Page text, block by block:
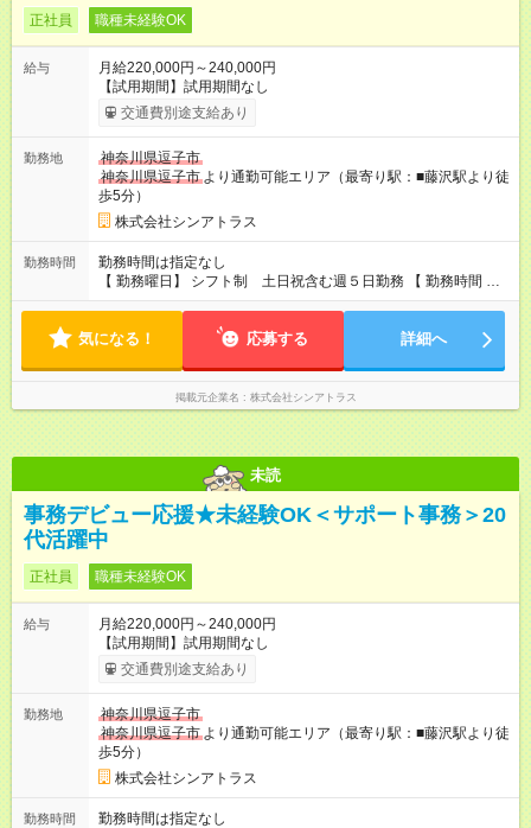
正社員 職種未経験OK
給与
月給220,000円～240,000円
【試用期間】試用期間なし
交通費別途支給あり
勤務地
神奈川県逗子市
神奈川県逗子市 より通勤可能エリア（最寄り駅：■藤沢駅より徒
歩5分）
株式会社シンアトラス
勤務時間
勤務時間は指定なし
【 勤務曜日】 シフト制 土日祝含む週５日勤務 【 勤務時間 】
・ 9：00～20：00（実働8h／休憩１h） ※残業ほとんどありま
気になる！ 応募する 詳細へ
掲載元企業名 株式会社シンアトラス
未読
事務デビュー応援★未経験OK＜サポート事務＞20
代活躍中
正社員 職種未経験OK
給与
月給220,000円～240,000円
【試用期間】試用期間なし
交通費別途支給あり
勤務地
神奈川県逗子市
神奈川県逗子市 より通勤可能エリア（最寄り駅：■藤沢駅より徒
歩5分）
株式会社シンアトラス
勤務時間
勤務時間は指定なし